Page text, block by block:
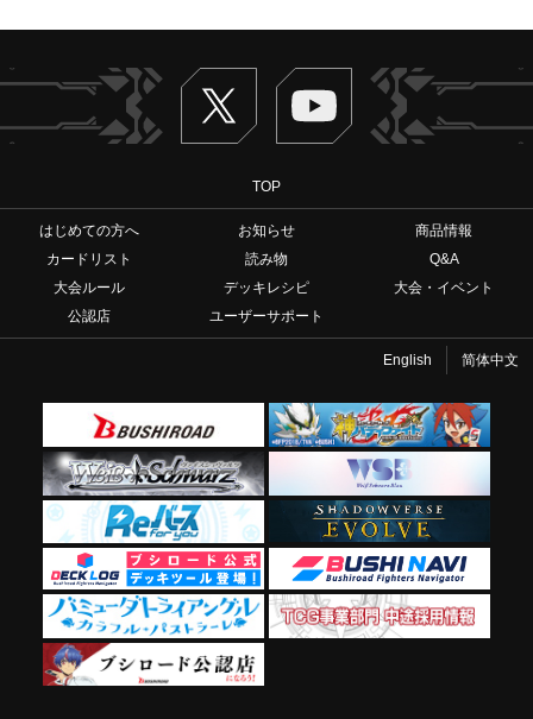
Twitter ヴァンガードch
TOP
はじめての方へ お知らせ
商品情報
カードリスト
読み物
Q&A
大会ルール
デッキレシピ
大会・イベント
公認店
ユーザーサポート
English 简体中文